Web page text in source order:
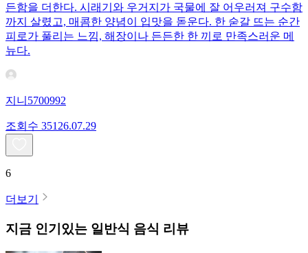
든함을 더한다. 시래기와 우거지가 국물에 잘 어우러져 구수함
까지 살렸고, 매콤한 양념이 입맛을 돋운다. 한 숟갈 뜨는 순간
피로가 풀리는 느낌, 해장이나 든든한 한 끼로 만족스러운 메
뉴다.
지니5700992
조회수 351 26.07.29
6
더보기
지금 인기있는 일반식 음식 리뷰